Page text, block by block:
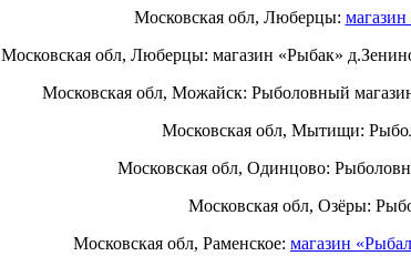
Московская обл, Люберцы:
Московская обл, Люберцы: магазин «Рыбак»
Московская обл, Можайск: Рыболовный
Московская обл, Мытищи:
Московская обл, Одинцово:
Московская обл, Озёры:
Московская обл, Раменское: магазин